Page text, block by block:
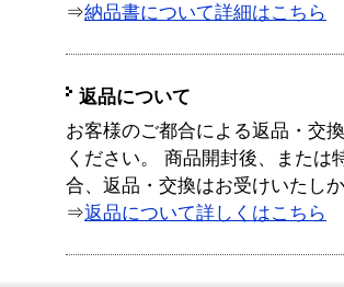
⇒納品書について詳細はこちら
返品について
お客様のご都合による返品・交
ください。 商品開封後、または
合、返品・交換はお受けいたし
⇒返品について詳しくはこちら